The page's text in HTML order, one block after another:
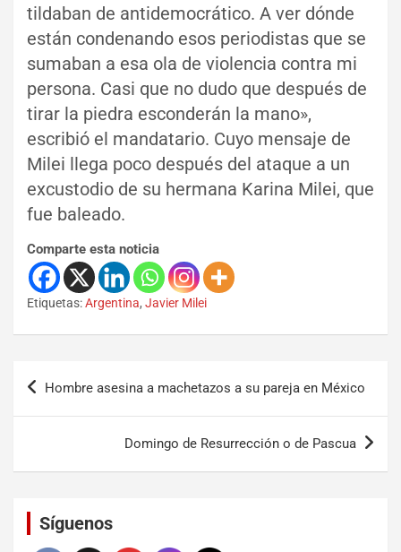
tildaban de antidemocrático. A ver dónde
están condenando esos periodistas que se
sumaban a esa ola de violencia contra mi
persona. Casi que no dudo que después de
tirar la piedra esconderán la mano»,
escribió el mandatario. Cuyo mensaje de
Milei llega poco después del ataque a un
excustodio de su hermana Karina Milei, que
fue baleado.
Comparte esta noticia
Etiquetas:Argentina, Javier Milei
Hombre asesina a machetazos a su pareja en México
Domingo de Resurrección o de Pascua
Síguenos